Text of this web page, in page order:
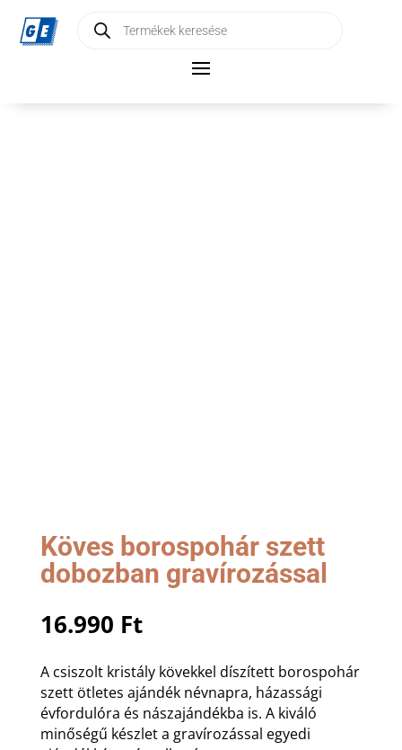
search
Köves borospohár szett
dobozban gravírozással
16.990 Ft
A csiszolt kristály kövekkel díszített borospohár
szett ötletes ajándék névnapra, házassági
évfordulóra és nászajándékba is. A kiváló
minőségű készlet a gravírozással egyedi